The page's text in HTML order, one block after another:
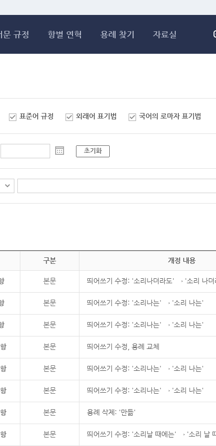
문 규정 항별 연혁 용례 찾기 자료실
표준어 규정 외래어 표기법 국어의 로마자 표기법
초기화
구분 개정 내용
본문 띄어쓰기 수정: '소리나더라도' → '소리 나더
본문 띄어쓰기 수정: '소리나는' → '소리 나는'
본문 띄어쓰기 수정: '소리나는' → '소리 나는'
본문 띄어쓰기 수정, 용례 교체
본문 띄어쓰기 수정: '소리나는' → '소리 나는'
본문 띄어쓰기 수정: '소리나는' → '소리 나는'
본문 용례 삭제: '만듦'
본문 띄어쓰기 수정: '소리날 때에는' → '소리 날